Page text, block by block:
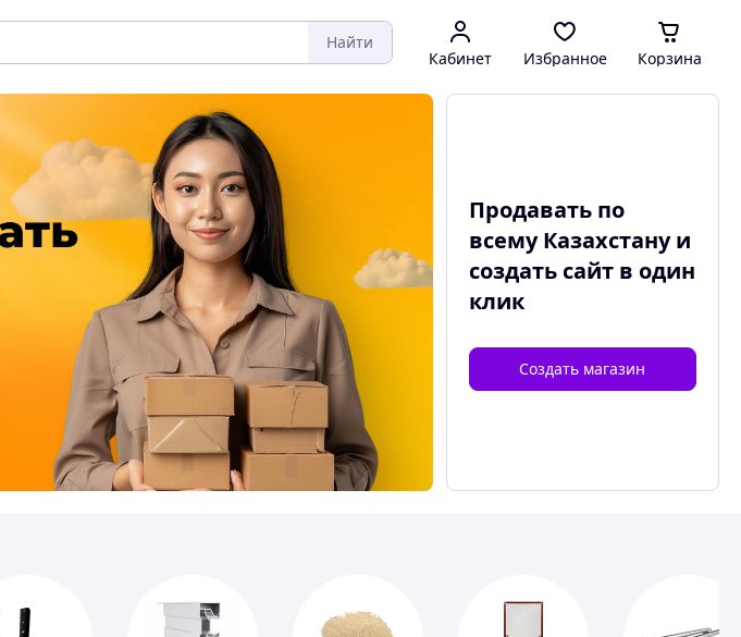
Найти
Кабинет Избранное Корзина
Продавать по
всему Казахстану и
создать сайтв один
клик
Создать магазин